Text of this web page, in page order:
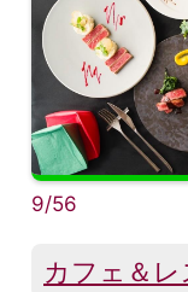
9/56
カフェ＆